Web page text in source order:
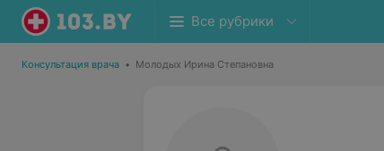
Все рубрики
Консультация врача • Молодых Ирина Степановна